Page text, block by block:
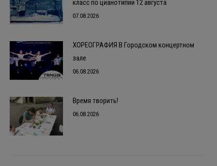
класс по цианотипии 12 августа
07.08.2026
ХОРЕОГРАФИЯ В Городском концертном
зале
06.08.2026
Время творить!
06.08.2026